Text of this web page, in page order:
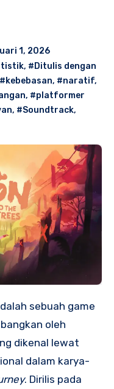
1, 2026
, #Ditulis dengan
#kebebasan, #naratif,
, #platformer
, #Soundtrack,
sebuah game
oleh
dikenal lewat
dalam karya-
. Dirilis pada